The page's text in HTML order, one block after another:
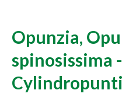
Opunzia,
spinosissima -